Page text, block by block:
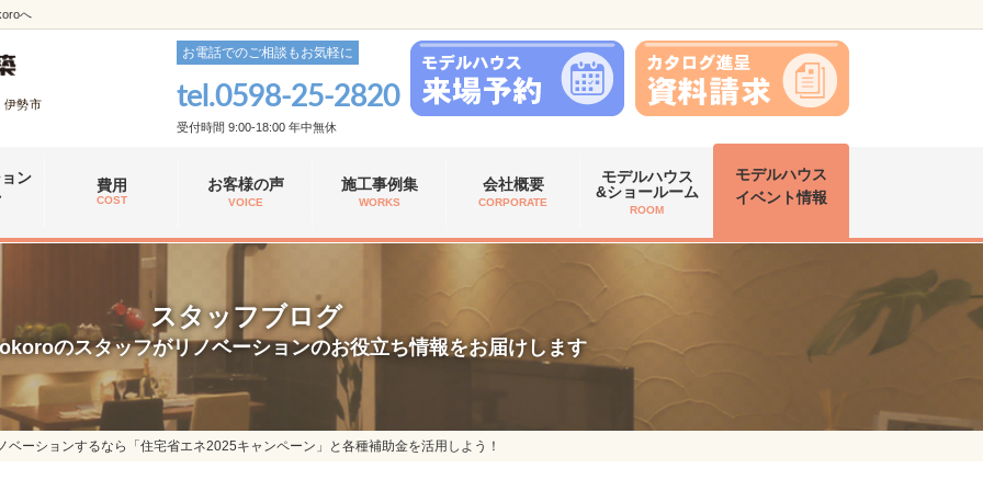
へ
伊勢市
お電話でのご相談もお気軽に
tel.0598-25-2820
受付時間 9:00-18:00 年中無休
ン
費用
COST
お客様の声
VOICE
施工事例集
WORKS
会社概要
CORPORATE
モデルハウス
&ショールーム
ROOM
モデルハウス
イベント情報
スタッフブログ
のスタッフがリノベーションのお役立ち情報をお届けします
ベーションするなら「住宅省エネ2025キャンペーン」と各種補助金を活用しよう！